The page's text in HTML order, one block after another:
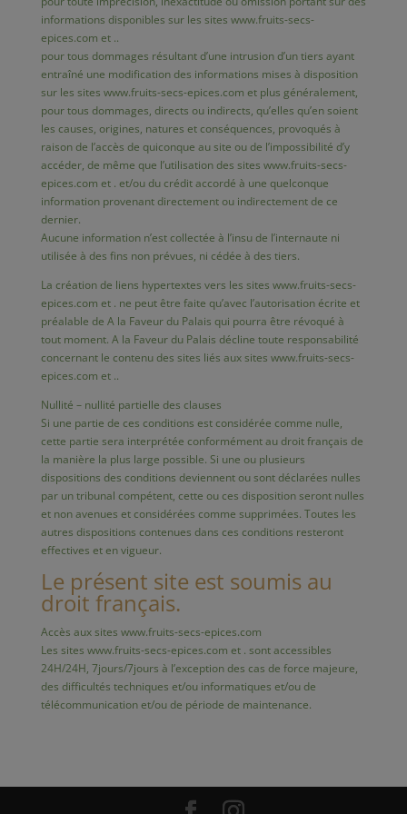
informations disponibles sur les sites www.fruits-secs-
epices.com et ..
pour tous dommages résultant d’une intrusion d’un tiers ayant
entraîné une modification des informations mises à disposition
sur les sites www.fruits-secs-epices.com et plus généralement,
pour tous dommages, directs ou indirects, qu’elles qu’en soient
les causes, origines, natures et conséquences, provoqués à
raison de l’accès de quiconque au site ou de l’impossibilité d’y
accéder, de même que l’utilisation des sites www.fruits-secs-
epices.com et . et/ou du crédit accordé à une quelconque
information provenant directement ou indirectement de ce
dernier.
Aucune information n’est collectée à l’insu de l’internaute ni
utilisée à des fins non prévues, ni cédée à des tiers.
La création de liens hypertextes vers les sites www.fruits-secs-
epices.com et . ne peut être faite qu’avec l’autorisation écrite et
préalable de A la Faveur du Palais qui pourra être révoqué à
tout moment. A la Faveur du Palais décline toute responsabilité
concernant le contenu des sites liés aux sites www.fruits-secs-
epices.com et ..
Nullité – nullité partielle des clauses
Si une partie de ces conditions est considérée comme nulle,
cette partie sera interprétée conformément au droit français de
la manière la plus large possible. Si une ou plusieurs
dispositions des conditions deviennent ou sont déclarées nulles
par un tribunal compétent, cette ou ces disposition seront nulles
et non avenues et considérées comme supprimées. Toutes les
autres dispositions contenues dans ces conditions resteront
effectives et en vigueur.
Le présent site est soumis au
droit français.
Accès aux sites www.fruits-secs-epices.com
Les sites www.fruits-secs-epices.com et . sont accessibles
24H/24H, 7jours/7jours à l’exception des cas de force majeure,
des difficultés techniques et/ou informatiques et/ou de
télécommunication et/ou de période de maintenance.